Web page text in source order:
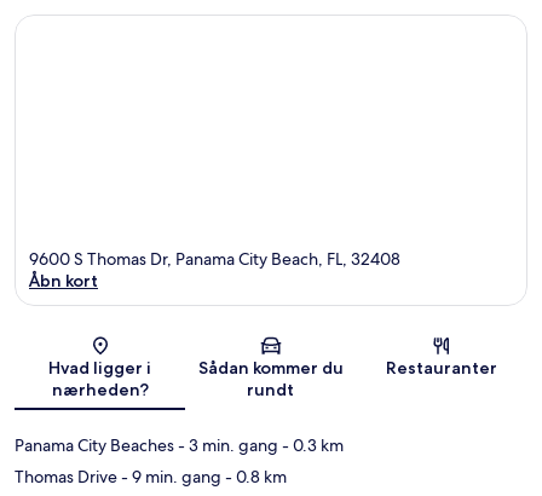
Kort
9600 S Thomas Dr, Panama City Beach, FL, 32408
Åbn kort
Hvad ligger i
nærheden?
Sådan kommer du
rundt
Restauranter
Panama City Beaches- 3 min. gang - 0.3 km
Thomas Drive- 9 min. gang - 0.8 km